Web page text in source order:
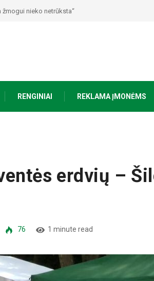
žmogui nieko netrūksta“
RENGINIAI REKLAMA ĮMONĖMS
erdvių –
76 1 minute read